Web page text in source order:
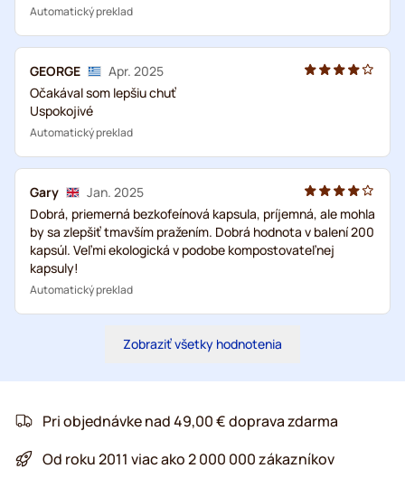
Automatický preklad
GEORGE
Apr. 2025
Očakával som lepšiu chuť
Uspokojivé
Automatický preklad
Gary
Jan. 2025
Dobrá, priemerná bezkofeínová kapsula, príjemná, ale mohla
by sa zlepšiť tmavším pražením. Dobrá hodnota v balení 200
kapsúl. Veľmi ekologická v podobe kompostovateľnej
kapsuly!
Automatický preklad
Zobraziť všetky hodnotenia
Pri objednávke nad 49,00 € doprava zdarma
Od roku 2011 viac ako 2 000 000 zákazníkov